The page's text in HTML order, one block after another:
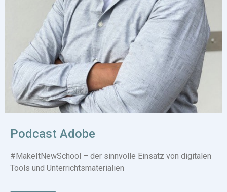
Podcast Adobe
#MakeItNewSchool – der sinnvolle Einsatz von digitalen
Tools und Unterrichtsmaterialien